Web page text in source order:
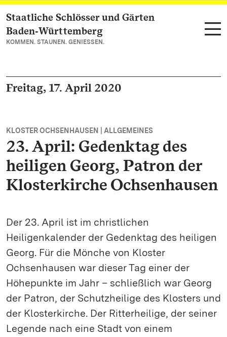
Zum Hauptinhalt springen
Staatliche Schlösser und Gärten
Baden‑Württemberg
KOMMEN. STAUNEN. GENIESSEN.
Freitag, 17. April 2020
KLOSTER OCHSENHAUSEN | ALLGEMEINES
23. April: Gedenktag des
heiligen Georg, Patron der
Klosterkirche Ochsenhausen
Der 23. April ist im christlichen
Heiligenkalender der Gedenktag des heiligen
Georg. Für die Mönche von Kloster
Ochsenhausen war dieser Tag einer der
Höhepunkte im Jahr – schließlich war Georg
der Patron, der Schutzheilige des Klosters und
der Klosterkirche. Der Ritterheilige, der seiner
Legende nach eine Stadt von einem